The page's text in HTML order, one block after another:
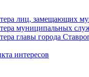
лиц,
муниципальных
главы города
интересов